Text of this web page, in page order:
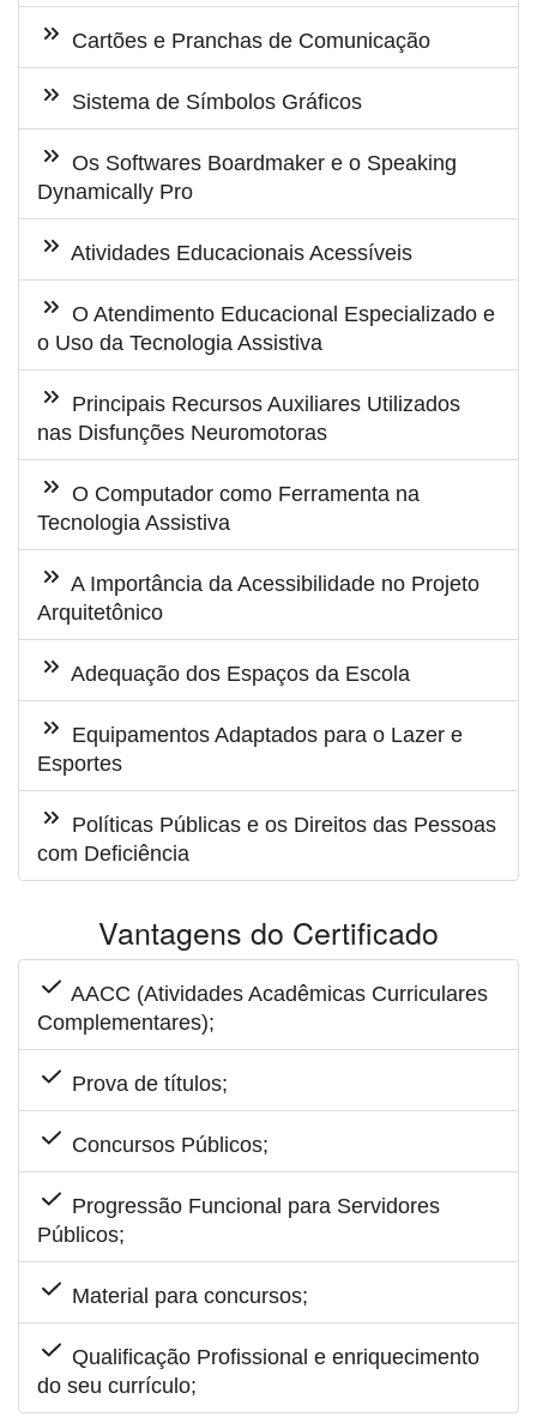
Cartões e Pranchas de Comunicação
Sistema de Símbolos Gráficos
Os Softwares Boardmaker e o Speaking
Dynamically Pro
Atividades Educacionais Acessíveis
O Atendimento Educacional Especializado e
o Uso da Tecnologia Assistiva
Principais Recursos Auxiliares Utilizados
nas Disfunções Neuromotoras
O Computador como Ferramenta na
Tecnologia Assistiva
A Importância da Acessibilidade no Projeto
Arquitetônico
Adequação dos Espaços da Escola
Equipamentos Adaptados para o Lazer e
Esportes
Políticas Públicas e os Direitos das Pessoas
com Deficiência
Vantagens do Certificado
AACC (Atividades Acadêmicas Curriculares
Complementares);
Prova de títulos;
Concursos Públicos;
Progressão Funcional para Servidores
Públicos;
Material para concursos;
Qualificação Profissional e enriquecimento
do seu currículo;